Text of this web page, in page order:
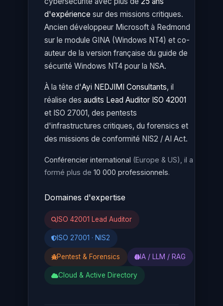
d'expérience sur des missions critiques.
Ancien développeur Microsoft à Redmond
sur le module GINA (Windows NT4) et co-
auteur de la version française du guide de
sécurité Windows NT4 pour la NSA.
À la tête d'Ayi NEDJIMI Consultants, il
réalise des audits Lead Auditor ISO 42001
et ISO 27001, des pentests
d'infrastructures critiques, du forensics et
des missions de conformité NIS2 / AI Act.
Conférencier international (Europe & US), il a
formé plus de 10 000 professionnels.
Domaines d'expertise
ISO 42001 Lead Auditor
ISO 27001 · NIS2
Pentest & Forensics IA / LLM / RAG
Cloud & Active Directory